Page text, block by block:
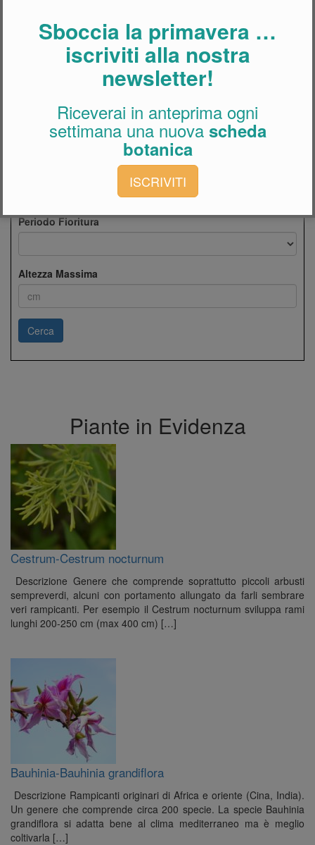
Effettua una ricerca per nome pianta
Esposizione
Periodo Fioritura
Altezza Massima
Cerca
Piante in Evidenza
Cestrum-Cestrum nocturnum
Descrizione Genere che comprende soprattutto piccoli arbusti
sempreverdi, alcuni con portamento allungato da farli sembrare
veri rampicanti. Per esempio il Cestrum nocturnum sviluppa rami
lunghi 200-250 cm (max 400 cm) […]
Bauhinia-Bauhinia grandiflora
Descrizione Rampicanti originari di Africa e oriente (Cina, India).
Un genere che comprende circa 200 specie. La specie Bauhinia
grandiflora si adatta bene al clima mediterraneo ma è meglio
coltivarla […]
Sboccia la primavera …
iscriviti alla nostra
newsletter!
Riceverai in anteprima ogni
settimana una nuovascheda
botanica
ISCRIVITI